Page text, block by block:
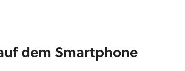
dem Smartphone